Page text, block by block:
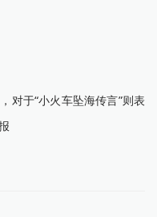
于“小火车坠海传言”则表